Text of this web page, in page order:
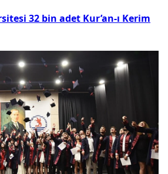
32 bin adet Kur’an-ı Kerim